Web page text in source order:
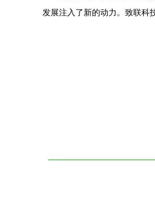
发展注入了新的动力。致联科